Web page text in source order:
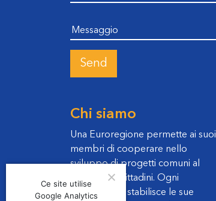
Chi siamo
Una Euroregione permette ai suoi
membri di cooperare nello
sviluppo di progetti comuni al
servizio dei cittadini. Ogni
Euroregione stabilisce le sue
Ce site utilise
Google Analytics